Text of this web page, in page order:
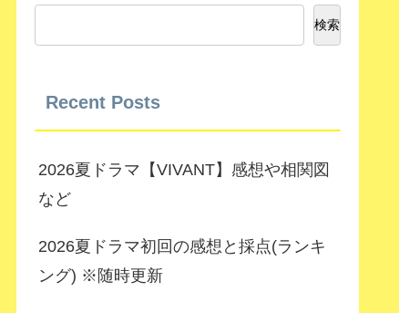
検索
Recent Posts
2026夏ドラマ【VIVANT】感想や相関図
など
2026夏ドラマ初回の感想と採点(ランキ
ング) ※随時更新